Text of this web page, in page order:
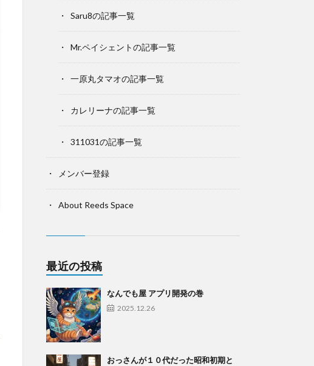
Saru8の記事一覧
Mr.ペイシェントの記事一覧
一原丸タマオの記事一覧
カレリーナの記事一覧
311031の記事一覧
メンバー登録
About Reeds Space
最近の投稿
なんでも屋 アプリ開発の巻
2025.12.26
おっさんが１０代だった昭和初期と